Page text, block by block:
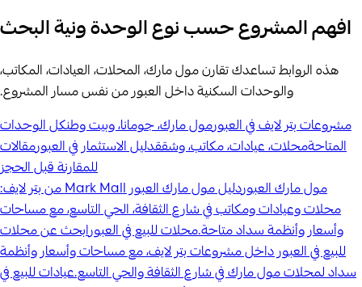
افهم المشروع حسب نوع الوحدة ونية البحث
هذه الروابط تساعدك تقارن مول مارك، المحلات، العيادات، المكاتب،
والوحدات السكنية داخل العبور من نفس مسار المشروع.
مشروعات بتر لايف في العبورمول مارك، جومانا، وبيت وطنكل الوحدات
المتاحةمحلات، عيادات، مكاتب، وشققدليل الاستثمار في العبورمقالات
للمقارنة قبل الحجز
مول مارك العبور
دليل مول مارك العبور Mark Mall من بتر لايف:
محلات وعيادات ومكاتب في شارع الثقافة، الحي التاسع، مع مساحات
وأسعار وأنظمة سداد متاحة.محلات للبيع في العبورابحث عن محلات
للبيع في العبور داخل مشروعات بتر لايف، مع مساحات وأسعار وأنظمة
سداد لمحلات مول مارك في شارع الثقافة والحي التاسع.عيادات للبيع في